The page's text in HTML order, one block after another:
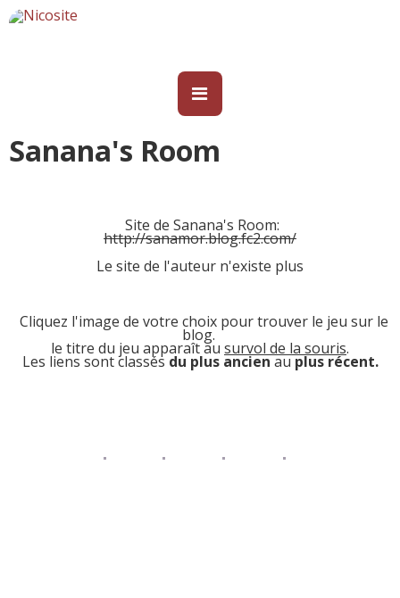
Sanana's Room
Site de Sanana's Room:
http://sanamor.blog.fc2.com/
Le site de l'auteur n'existe plus
Cliquez l'image de votre choix pour trouver le jeu sur le
blog.
le titre du jeu apparaît au survol de la souris.
Les liens sont classés du plus ancienauplus récent.